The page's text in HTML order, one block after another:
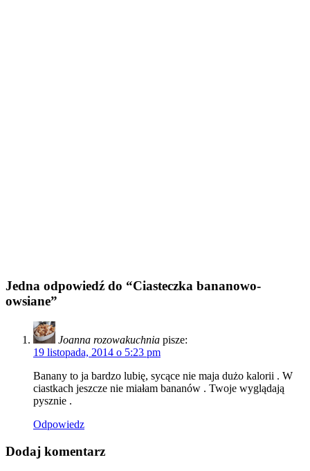
Jedna odpowiedź do “Ciasteczka bananowo-
owsiane”
Joanna rozowakuchnia pisze:
19 listopada, 2014 o 5:23 pm
Banany to ja bardzo lubię, sycące nie maja dużo kalorii . W
ciastkach jeszcze nie miałam bananów . Twoje wyglądają
pysznie .
Odpowiedz
Dodaj komentarz